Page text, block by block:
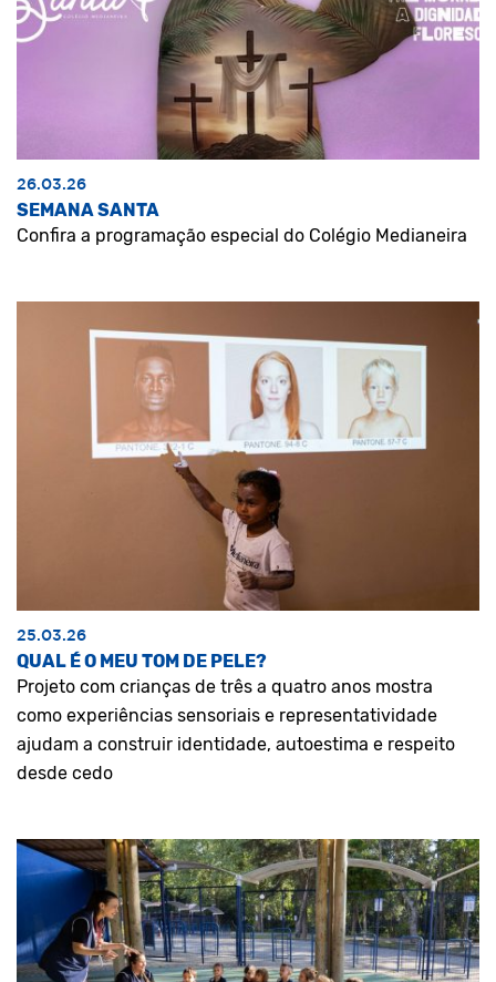
26.03.26
SEMANA SANTA
Confira a programação especial do Colégio Medianeira
25.03.26
QUAL É O MEU TOM DE PELE?
Projeto com crianças de três a quatro anos mostra
como experiências sensoriais e representatividade
ajudam a construir identidade, autoestima e respeito
desde cedo